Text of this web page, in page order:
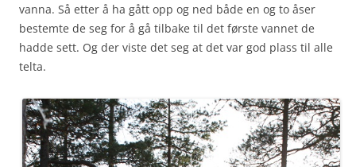
vanna. Så etter å ha gått opp og ned både en og to åser
bestemte de seg for å gå tilbake til det første vannet de
hadde sett. Og der viste det seg at det var god plass til alle
telta.